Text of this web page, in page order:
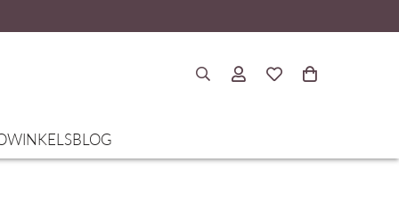
WINKELSBLOG